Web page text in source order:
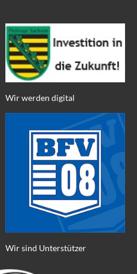
Wir werden digital
Wir sind Unterstützer